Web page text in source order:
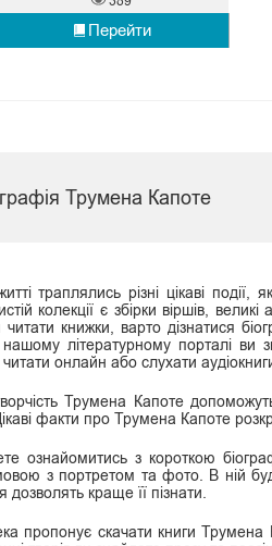
Перейти
Трумена Капоте
траплялись різні цікаві
колекції є збірки віршів,
книжки, варто дізнатися
літературному порталі ви
онлайн або слухати
Трумена Капоте
факти про Трумена Капоте
ознайомитись з короткою
з портретом та фото. В ній
краще її пізнати.
пропонує скачати книги